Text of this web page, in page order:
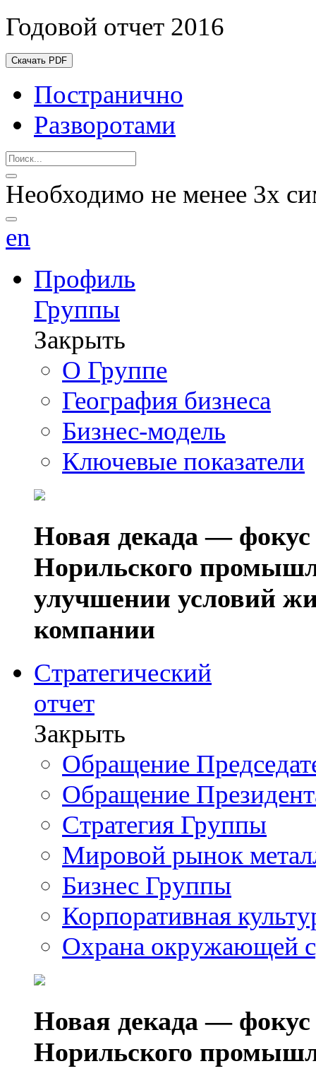
Годовой отчет 2016
Скачать PDF
Постранично
Разворотами
Необходимо не менее 3х
en
Профиль
Группы
Закрыть
О Группе
География бизнеса
Бизнес-модель
Ключевые показатели
Новая декада — фокус
Норильского
улучшении условий
компании
Стратегический
отчет
Закрыть
Обращение
Обращение
Стратегия Группы
Мировой рынок
Бизнес Группы
Корпоративная
Охрана окружающей
Новая декада — фокус
Норильского